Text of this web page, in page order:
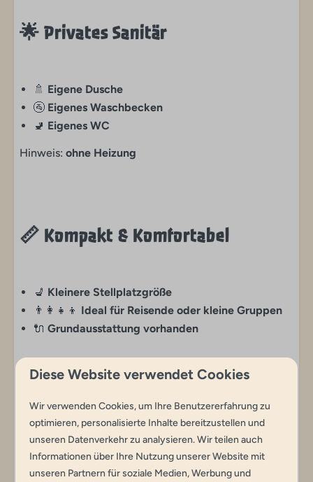
🌟 Privates Sanitär
🚿 Eigene Dusche
🚰 Eigenes Waschbecken
🚽 Eigenes WC
Hinweis: ohne Heizung
📏 Kompakt & Komfortabel
💺 Kleinere Stellplatzgröße
👨‍👩‍👧‍👦 Ideal für Reisende oder kleine Gruppen
🔌 Grundausstattung vorhanden
✨Perfekt für die Durchreise
Einpraktischer, komfortabler Platz, um kurz
auszuspannen, die eigenen Sanitäranlagen zu nutzen
und bereit für das nächste Abenteuer zu sein.
Diese Website verwendet Cookies
Wir verwenden Cookies, um Ihre Benutzererfahrung zu
optimieren, personalisierte Inhalte bereitzustellen und
unseren Datenverkehr zu analysieren. Wir teilen auch
Informationen über Ihre Nutzung unserer Website mit
unseren Partnern für soziale Medien, Werbung und